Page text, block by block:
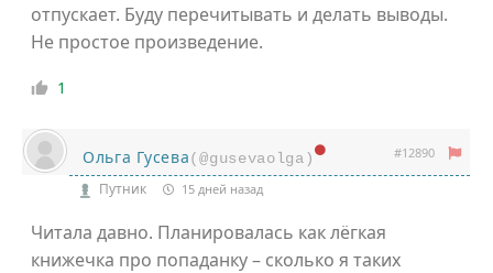
отпускает. Буду перечитывать и делать выводы.
Не простое произведение.
1
Ольга Гусева(@gusevaolga) #12890
Путник 15 дней назад
Читала давно. Планировалась как лёгкая
книжечка про попаданку – сколько я таких